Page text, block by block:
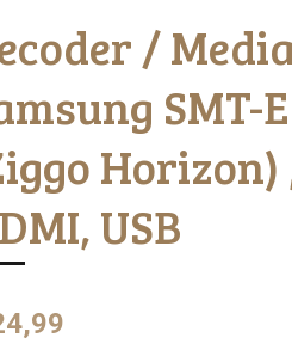
/
SMT-
Horizon)
USB